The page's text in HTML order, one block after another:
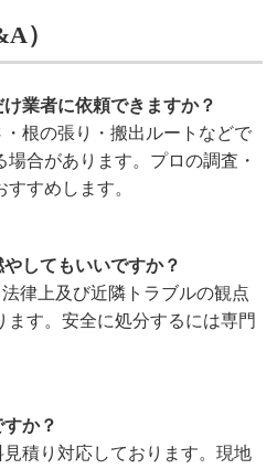
）
業者に依頼できますか？
根の張り・搬出ルートなどで
合があります。プロの調査・
すめします。
してもいいですか？
律上及び近隣トラブルの観点
ます。安全に処分するには専門
か？
積り対応しております。現地